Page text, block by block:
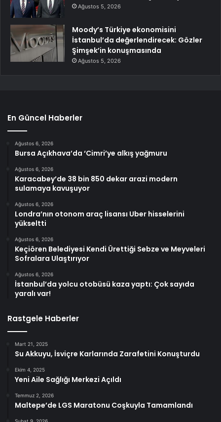
Ağustos 5, 2026
Moody’s Türkiye ekonomisini
İstanbul’da değerlendirecek: Gözler
Şimşek’in konuşmasında
Ağustos 5, 2026
En Güncel Haberler
Ağustos 6, 2026
Bursa Açıkhava’da ‘Cimri’ye alkış yağmuru
Ağustos 6, 2026
Karacabey’de 38 bin 850 dekar arazi modern
sulamaya kavuşuyor
Ağustos 6, 2026
Londra’nın otonom araç lisansı Uber hisselerini
yükseltti
Ağustos 6, 2026
Keçiören Belediyesi Kendi Ürettiği Sebze ve Meyveleri
Sofralara Ulaştırıyor
Ağustos 6, 2026
İstanbul’da yolcu otobüsü kaza yaptı: Çok sayıda
yaralı var!
Rastgele Haberler
Mart 21, 2025
Su Akkuyu, İsviçre Karlarında Zarafetini Konuşturdu
Ekim 4, 2025
Yeni Aile Sağlığı Merkezi Açıldı
Temmuz 2, 2026
Maltepe’de LGS Maratonu Coşkuyla Tamamlandı